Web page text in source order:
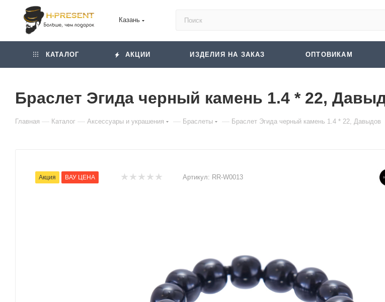
Казань
КАТАЛОГ АКЦИИ ИЗДЕЛИЯ НА ЗАКАЗ ОПТОВИКАМ
Браслет Эгида черный камень 1.4 * 22,
Главная — Каталог — Аксессуары и украшения — Браслеты — Браслет Эгида черный камень 1.4 * 22, Давыдов
Акция ВАУ ЦЕНА Артикул: RR-W0013